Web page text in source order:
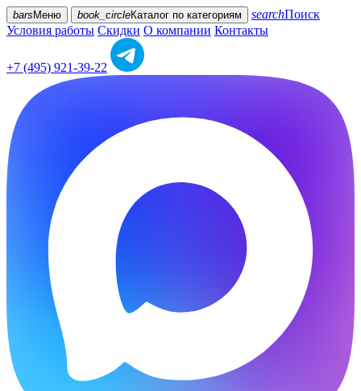
bars Меню book_circleКаталог по категориям searchПоиск
Условия работы Скидки О компании Контакты
+7 (495) 921-39-22